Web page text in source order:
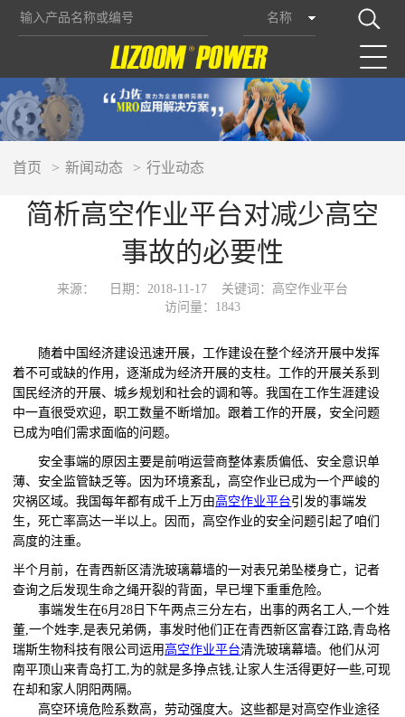
名称
首页 新闻动态 行业动态
简析高空作业平台对减少高空
事故的必要性
来源： 日期：2018-11-17
关键词：高空作业平台
访问量：1843
随着中国经济建设迅速开展，工作建设在整个经济开展中发挥
着不可或缺的作用，逐渐成为经济开展的支柱。工作的开展关系到
国民经济的开展、城乡规划和社会的调和等。我国在工作生涯建设
中一直很受欢迎，职工数量不断增加。跟着工作的开展，安全问题
已成为咱们需求面临的问题。
安全事端的原因主要是前哨运营商整体素质偏低、安全意识单
薄、安全监管缺乏等。因为环境紊乱，高空作业已成为一个严峻的
灾祸区域。我国每年都有成千上万由高空作业平台引发的事端发
生，死亡率高达一半以上。因而，高空作业的安全问题引起了咱们
高度的注重。
半个月前，在青西新区清洗玻璃幕墙的一对表兄弟坠楼身亡，记者
查询之后发现生命之绳开裂的背面，早已埋下重重危险。
事端发生在6月28日下午两点三分左右，出事的两名工人,一个姓
董,一个姓李,是表兄弟俩，事发时他们正在青西新区富春江路,青岛格
瑞斯生物科技有限公司运用 高空作业平台清洗玻璃幕墙。他们从河
南平顶山来青岛打工,为的就是多挣点钱,让家人生活得更好一些,可现
在却和家人阴阳两隔。
高空环境危险系数高，劳动强度大。这些都是对高空作业途径